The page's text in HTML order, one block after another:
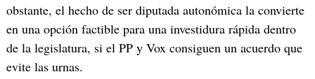
obstante, el hecho de ser diputada autonómica la convierte
en una opción factible para una investidura rápida dentro
de la legislatura, si el PP y Vox consiguen un acuerdo que
evite las urnas.